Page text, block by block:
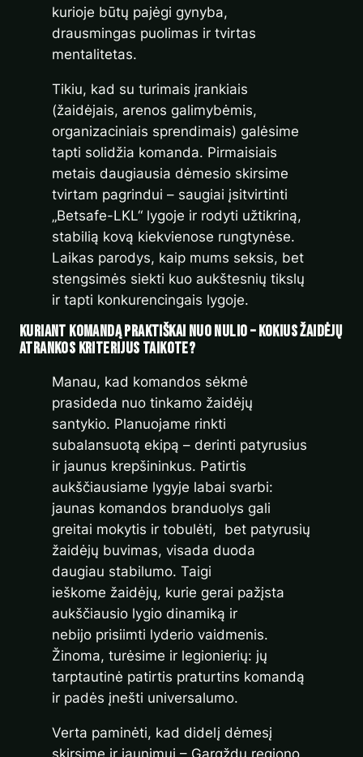
kurioje būtų pajėgi gynyba,
drausmingas puolimas ir tvirtas
mentalitetas.
Tikiu, kad su turimais įrankiais
(žaidėjais, arenos galimybėmis,
organizaciniais sprendimais) galėsime
tapti solidžia komanda. Pirmaisiais
metais daugiausia dėmesio skirsime
tvirtam pagrindui – saugiai įsitvirtinti
„Betsafe-LKL“ lygoje ir rodyti užtikriną,
stabilią kovą kiekvienose rungtynėse.
Laikas parodys, kaip mums seksis, bet
stengsimės siekti kuo aukštesnių tikslų
ir tapti konkurencingais lygoje.
Kuriant komandą praktiškai nuo nulio – kokius žaidėjų
atrankos kriterijus taikote?
Manau, kad komandos sėkmė
prasideda nuo tinkamo žaidėjų
santykio. Planuojame rinkti
subalansuotą ekipą – derinti patyrusius
ir jaunus krepšininkus. Patirtis
aukščiausiame lygyje labai svarbi:
jaunas komandos branduolys gali
greitai mokytis ir tobulėti, bet patyrusių
žaidėjų buvimas, visada duoda
daugiau stabilumo. Taigi
ieškome žaidėjų, kurie gerai pažįsta
aukščiausio lygio dinamiką ir
nebijo prisiimti lyderio vaidmenis.
Žinoma, turėsime ir legionierių: jų
tarptautinė patirtis praturtins komandą
ir padės įnešti universalumo.
Verta paminėti, kad didelį dėmesį
skirsime ir jaunimui – Gargždų regiono